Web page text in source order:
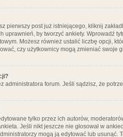
pierwszy post już istniejącego, kliknij
uprawnień, by tworzyć ankiety. Wprowadź
Możesz również ustalić liczbę opcji,
czy użytkownicy mogą zmieniać swoje
administratora forum. Jeśli sądzisz, że
tylko przez ich autorów,
Jeśli nikt jeszcze nie głosował w
mogą ją edytować lub usunąć.